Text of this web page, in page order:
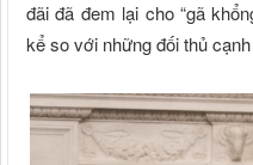
đãi đã đem lại cho “gã
kể so với những đối thủ